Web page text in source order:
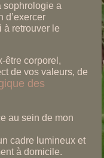
sophrologie a
d’exercer
à retrouver le
être corporel,
de vos valeurs, de
des
au sein de mon
cadre lumineux et
à domicile.